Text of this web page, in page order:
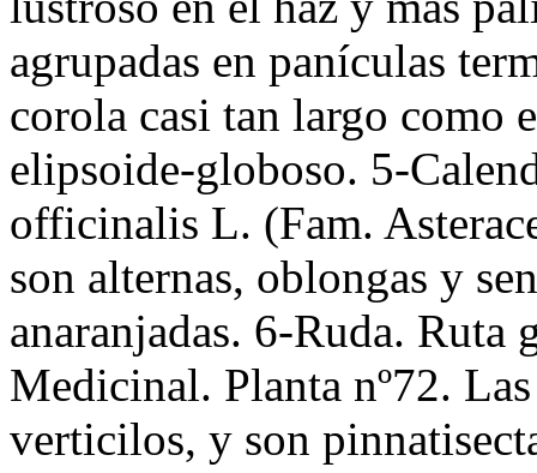
agrupadas en panículas
corola casi tan largo como
elipsoide-globoso. 5-
officinalis L. (Fam.
son alternas, oblongas y
anaranjadas. 6-Ruda. Ruta
Medicinal. Planta nº72.
verticilos, y son